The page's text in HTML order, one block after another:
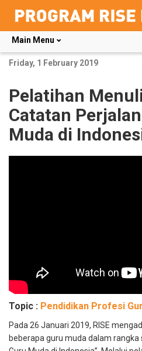
Skip
content
Main Menu
Friday, 1 February 2019
Pelatihan
Catatan
Muda di
Topic : Pendidikan Profesi
Pada 26 Januari 2019, RISE
beberapa guru muda dalam rangka